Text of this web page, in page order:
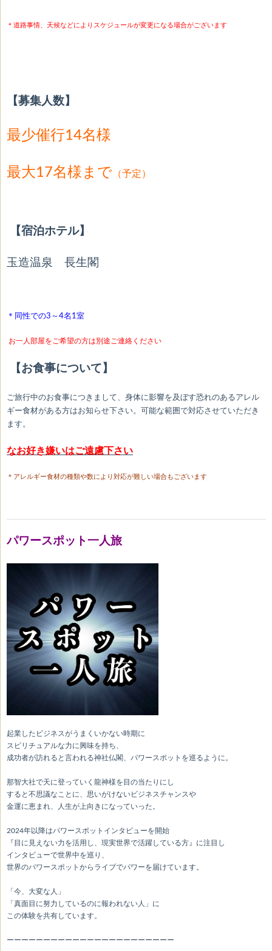
＊道路事情、天候などによりスケジュールが変更になる場合がございます
【募集人数】
最少催行14名様
最大17名様まで （予定）
【宿泊ホテル】
玉造温泉 長生閣
＊同性での3～4名1室
お一人部屋をご希望の方は別途ご連絡ください
【お食事について】
ご旅行中のお食事につきまして、身体に影響を及ぼす恐れのあるアレル
ギー食材がある方はお知らせ下さい。可能な範囲で対応させていただき
ます。
なお好き嫌いはご遠慮下さい
＊アレルギー食材の種類や数により対応が難しい場合もございます
パワースポット一人旅
起業したビジネスがうまくいかない時期に
スピリチュアルな力に興味を持ち、
成功者が訪れると言われる神社仏閣、パワースポットを巡るように。
那智大社で天に登っていく龍神様を目の当たりにし
すると不思議なことに、思いがけないビジネスチャンスや
金運に恵まれ、人生が上向きになっていった。
2024年以降はパワースポットインタビューを開始
『目に見えない力を活用し、現実世界で活躍している方』に注目し
インタビューで世界中を巡り、
世界のパワースポットからライブでパワーを届けています。
「今、大変な人」
「真面目に努力しているのに報われない人」に
この体験を共有しています。
ーーーーーーーーーーーーーーーーーーーーーーー